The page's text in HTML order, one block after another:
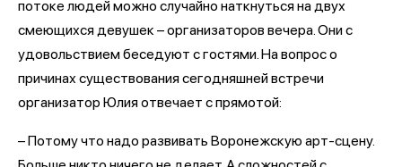
потоке людей можно случайно наткнуться на двух
смеющихся девушек – организаторов вечера. Они с
удовольствием беседуют с гостями. На вопрос о
причинах существования сегодняшней встречи
организатор Юлия отвечает с прямотой:
– Потому что надо развивать Воронежскую арт-сцену.